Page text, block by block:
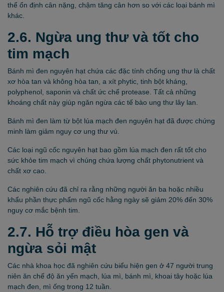
thể ổn định cân nặng, chậm tăng cân hơn so với các loại bánh mì
khác.
2.6. Ngừa ung thư và tốt cho
tim mạch
Bánh mì đen nguyên hạt chứa các đặc tính chống ung thư là chất
xơ hòa tan và không hòa tan, a xít phytic, tinh bột kháng,
polyphenol, saponin và chất ức chế protease. Tất cả những
khoáng chất này giúp ngăn ngừa các tế bào ung thư lây lan.
Bánh mì đen làm từ bột lúa mạch đen nguyên hạt đã được chứng
minh làm giảm nguy cơ ung thư vú.
Các loại ngũ cốc nguyên hạt bao gồm lúa mạch đen rất tốt cho
sức khỏe tim mạch vì chúng chứa lượng chất phytonutrient và
chất xơ cao.
Các nghiên cứu đã chỉ ra rằng những người ăn ba hoặc nhiều
khẩu phần thực phẩm ngũ cốc hằng ngày sẽ giảm 20% đến 30%
nguy cơ mắc bệnh tim.
2.7. Hỗ trợ điều hòa gen và
ngừa sỏi mật
Các nhà khoa học đã nghiên cứu biểu hiện gen ở 47 người trung
niên ăn chế độ ăn yến mạch, lúa mì, bánh mì, khoai tây hoặc lúa
mạch đen, mì ống trong 12 tuần.